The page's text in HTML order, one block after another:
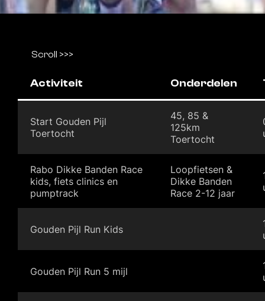
Activiteit Onderdelen
Start Gouden Pijl
Toertocht
45, 85 &
125km
Toertocht
Rabo Dikke Banden Race
kids, fiets clinics en
pumptrack
Loopfietsen &
Dikke Banden
Race 2-12 jaar
Gouden Pijl Run Kids
Gouden Pijl Run 5 mijl